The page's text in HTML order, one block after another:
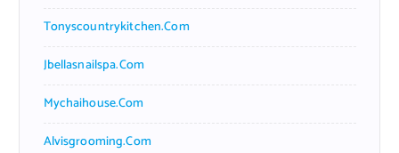
Tonyscountrykitchen.com
Jbellasnailspa.com
Mychaihouse.com
Alvisgrooming.com